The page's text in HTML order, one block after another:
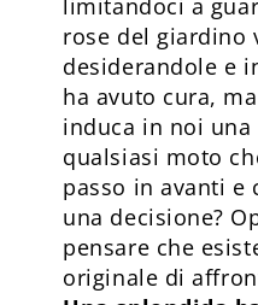
rose del giardino
desiderandole e
ha avuto cura,
induca in noi una
qualsiasi moto
passo in avanti e
una decisione?
pensare che
originale di